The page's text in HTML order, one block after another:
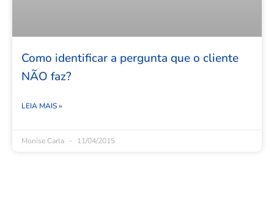
Como identificar a pergunta que o cliente
NÃO faz?
LEIA MAIS »
Monise Carla 11/04/2015